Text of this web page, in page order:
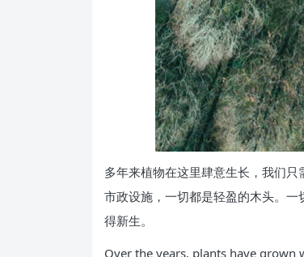
多年来植物在这里肆意生长，我们
市政设施，一切都是轻盈的木头。
得新生。
Over the years, plants have